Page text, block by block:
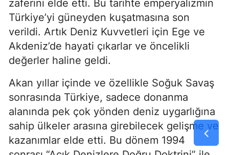
zaferini elde etti. Bu tarihte emperyalizmin
Türkiye’yi güneyden kuşatmasına son
verildi. Artık Deniz Kuvvetleri için Ege ve
Akdeniz’de hayati çıkarlar ve öncelikli
değerler haline geldi.
Akan yıllar içinde ve özellikle Soğuk Savaş
sonrasında Türkiye, sadece donanma
alanında pek çok yönden deniz uygarlığına
sahip ülkeler arasına girebilecek gelişme ve
kazanımlar elde etti. Bu dönem 1994